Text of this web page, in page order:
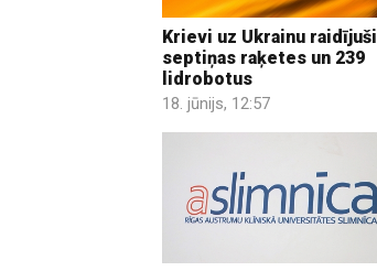
Krievi uz Ukrainu raidījuši
septiņas raķetes un 239
lidrobotus
18. jūnijs, 12:57